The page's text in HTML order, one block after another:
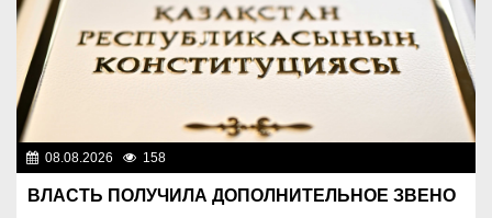
08.08.2026 158
ВЛАСТЬ ПОЛУЧИЛА ДОПОЛНИТЕЛЬНОЕ ЗВЕНО